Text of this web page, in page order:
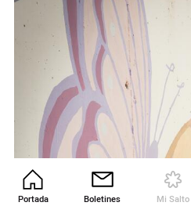
Portada Boletines Mi Salto